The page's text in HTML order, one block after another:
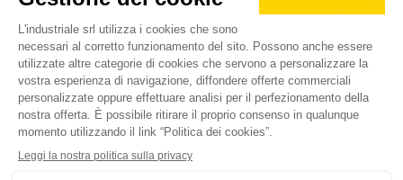
20148 Milano (MI)
Italy
Registro Imprese
Iscrizione R.I.: 12212870153
REA: MI-1539011
Capitale sociale: Euro 10.400,00 i.v.
Contatti